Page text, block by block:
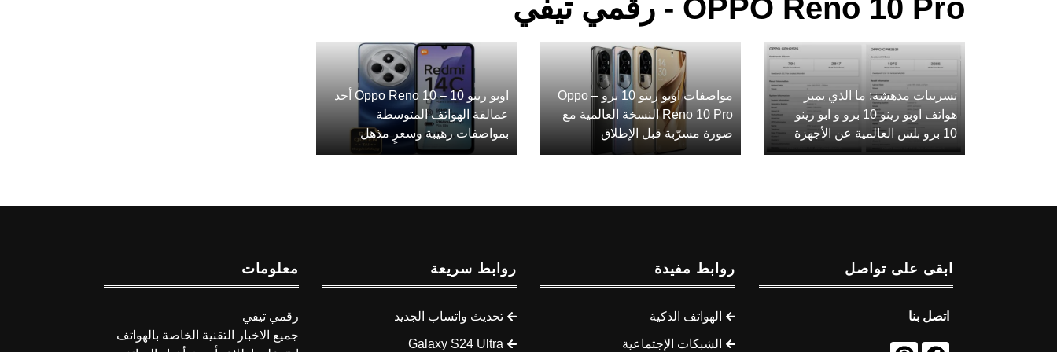
OPPO Reno 10 Pro - رقمي تيفي
تسريبات مدهشة: ما الذي يميز
هواتف اوبو رينو 10 برو و ابو رينو
10 برو بلس العالمية عن الأجهزة
مواصفات اوبو رينو 10 برو – Oppo
Reno 10 Pro النسخة العالمية مع
صورة مسرّبة قبل الإطلاق
اوبو رينو 10 – Oppo Reno 10 أحد
عمالقة الهواتف المتوسطة
بمواصفات رهيبة وسعرٍ مذهل
ابقى على تواصل
اتصل بنا
روابط مفيدة
الهواتف الذكية
الشبكات الإجتماعية
روابط سريعة
تحديث واتساب الجديد
Galaxy S24 Ultra
معلومات
رقمي تيفي
جميع الاخبار التقنية الخاصة بالهواتف